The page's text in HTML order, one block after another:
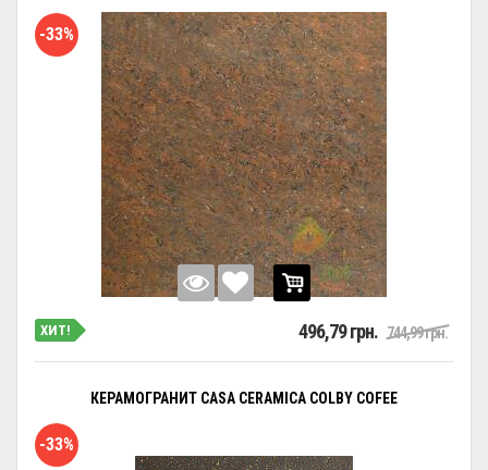
-33%
ХИТ! 496,79 грн. 744,99 грн.
КЕРАМОГРАНИТ CASA CERAMICA COLBY COFEE
-33%